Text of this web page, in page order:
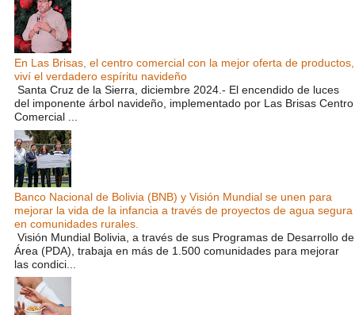
En Las Brisas, el centro comercial con la mejor oferta de productos,
viví el verdadero espíritu navideño
Santa Cruz de la Sierra, diciembre 2024.- El encendido de luces
del imponente árbol navideño, implementado por Las Brisas Centro
Comercial ...
Banco Nacional de Bolivia (BNB) y Visión Mundial se unen para
mejorar la vida de la infancia a través de proyectos de agua segura
en comunidades rurales.
Visión Mundial Bolivia, a través de sus Programas de Desarrollo de
Área (PDA), trabaja en más de 1.500 comunidades para mejorar
las condici...